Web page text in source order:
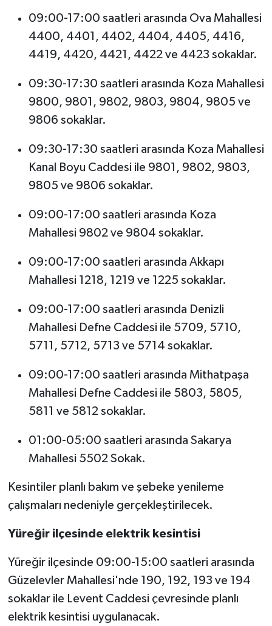
09:00-17:00 saatleri arasında Ova Mahallesi
4400, 4401, 4402, 4404, 4405, 4416,
4419, 4420, 4421, 4422 ve 4423 sokaklar.
09:30-17:30 saatleri arasında Koza Mahallesi
9800, 9801, 9802, 9803, 9804, 9805 ve
9806 sokaklar.
09:30-17:30 saatleri arasında Koza Mahallesi
Kanal Boyu Caddesi ile 9801, 9802, 9803,
9805 ve 9806 sokaklar.
09:00-17:00 saatleri arasında Koza
Mahallesi 9802 ve 9804 sokaklar.
09:00-17:00 saatleri arasında Akkapı
Mahallesi 1218, 1219 ve 1225 sokaklar.
09:00-17:00 saatleri arasında Denizli
Mahallesi Defne Caddesi ile 5709, 5710,
5711, 5712, 5713 ve 5714 sokaklar.
09:00-17:00 saatleri arasında Mithatpaşa
Mahallesi Defne Caddesi ile 5803, 5805,
5811 ve 5812 sokaklar.
01:00-05:00 saatleri arasında Sakarya
Mahallesi 5502 Sokak.
Kesintiler planlı bakım ve şebeke yenileme
çalışmaları nedeniyle gerçekleştirilecek.
Yüreğir ilçesinde elektrik kesintisi
Yüreğir ilçesinde 09:00-15:00 saatleri arasında
Güzelevler Mahallesi'nde 190, 192, 193 ve 194
sokaklar ile Levent Caddesi çevresinde planlı
elektrik kesintisi uygulanacak.